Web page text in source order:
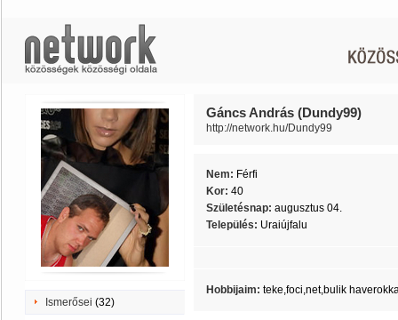
Ismerősei (32)
Gáncs András (Dundy99)
http://network.hu/Dundy99
Nem: Férfi
Kor: 40
Születésnap: augusztus 04.
Település: Uraiújfalu
Hobbijaim: teke,foci,net,bulik